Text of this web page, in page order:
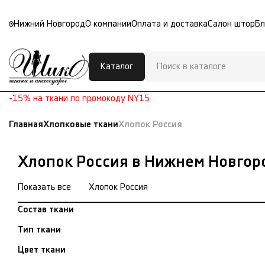
Нижний НовгородО компанииОплата и доставкаСалон штор
Каталог
-15% на ткани по промокоду NY15
ГлавнаяХлопковые тканиХлопок Россия
Хлопок Россия в Нижнем
Показать все Хлопок Россия
Состав ткани
Тип ткани
Цвет ткани